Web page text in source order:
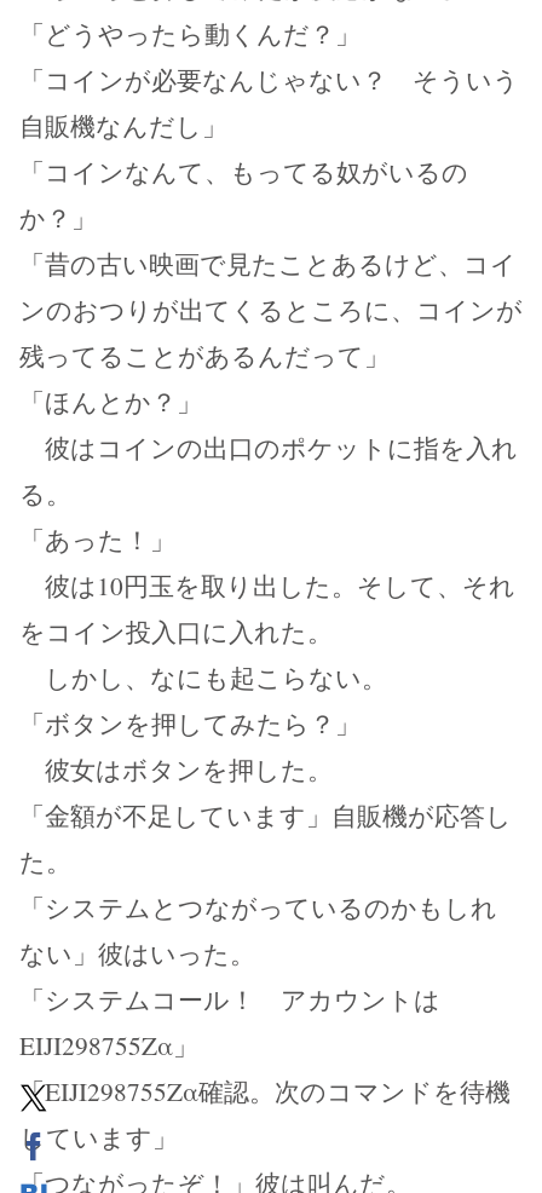
「どうやったら動くんだ？」
「コインが必要なんじゃない？ そういう
自販機なんだし」
「コインなんて、もってる奴がいるの
か？」
「昔の古い映画で見たことあるけど、コイ
ンのおつりが出てくるところに、コインが
残ってることがあるんだって」
「ほんとか？」
彼はコインの出口のポケットに指を入れ
る。
「あった！」
彼は10円玉を取り出した。そして、それ
をコイン投入口に入れた。
しかし、なにも起こらない。
「ボタンを押してみたら？」
彼女はボタンを押した。
「金額が不足しています」自販機が応答し
た。
「システムとつながっているのかもしれ
ない」彼はいった。
「システムコール！ アカウントは
EIJI298755Zα」
「EIJI298755Zα確認。次のコマンドを待機
しています」
「つながったぞ！」彼は叫んだ。